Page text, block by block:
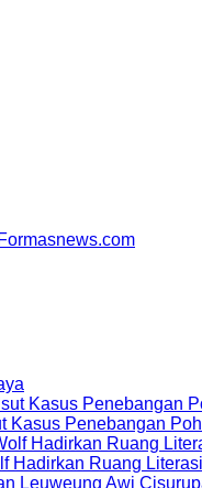
Kasus Penebangan
Hadirkan Ruang